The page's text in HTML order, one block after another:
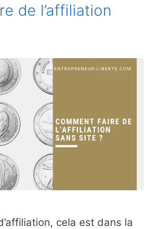
de l’affiliation
cela est dans la